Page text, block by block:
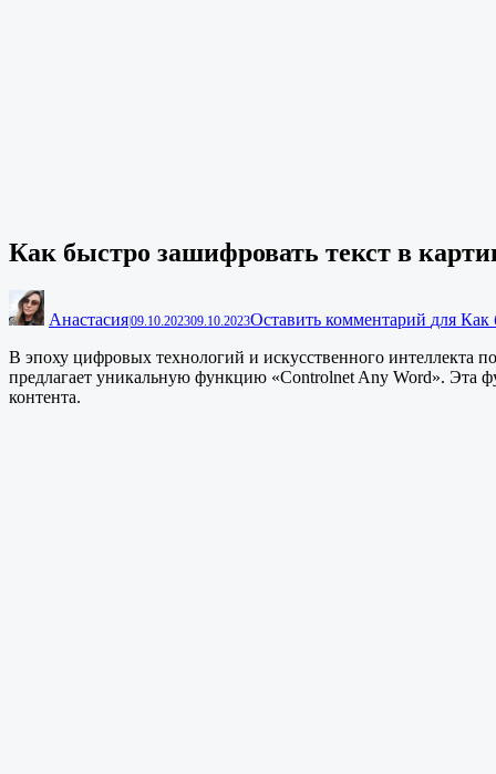
Как быстро зашифровать текст в
Анастасия09.10.202309.10.2023Оставить комментарий для Как
В эпоху цифровых технологий и искусственного интеллекта
предлагает уникальную функцию «Controlnet Any Word». Эта
контента.